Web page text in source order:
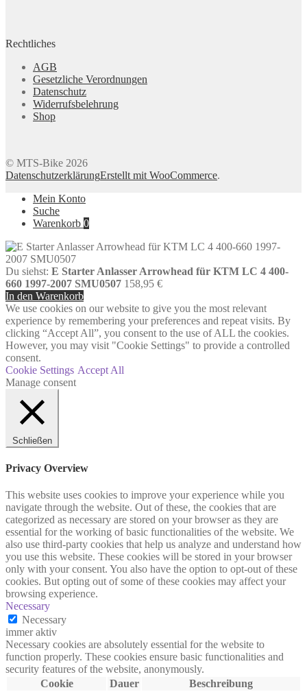
Rechtliches
AGB
Gesetzliche Verordnungen
Datenschutz
Widerrufsbelehrung
Shop
© MTS-Bike 2026
DatenschutzerklärungErstellt mit WooCommerce.
Mein Konto
Suche
Warenkorb 0
Du siehst: E Starter Anlasser Arrowhead für KTM LC 4 400-
660 1997-2007 SMU0507 158,95 €
In den Warenkorb
We use cookies on our website to give you the most relevant
experience by remembering your preferences and repeat visits. By
clicking “Accept All”, you consent to the use of ALL the cookies.
However, you may visit "Cookie Settings" to provide a controlled
consent.
Cookie Settings Accept All
Manage consent
Schließen
Privacy Overview
This website uses cookies to improve your experience while you
navigate through the website. Out of these, the cookies that are
categorized as necessary are stored on your browser as they are
essential for the working of basic functionalities of the website. We
also use third-party cookies that help us analyze and understand how
you use this website. These cookies will be stored in your browser
only with your consent. You also have the option to opt-out of these
cookies. But opting out of some of these cookies may affect your
browsing experience.
Necessary
Necessary
immer aktiv
Necessary cookies are absolutely essential for the website to
function properly. These cookies ensure basic functionalities and
security features of the website, anonymously.
Cookie
Dauer Beschreibung